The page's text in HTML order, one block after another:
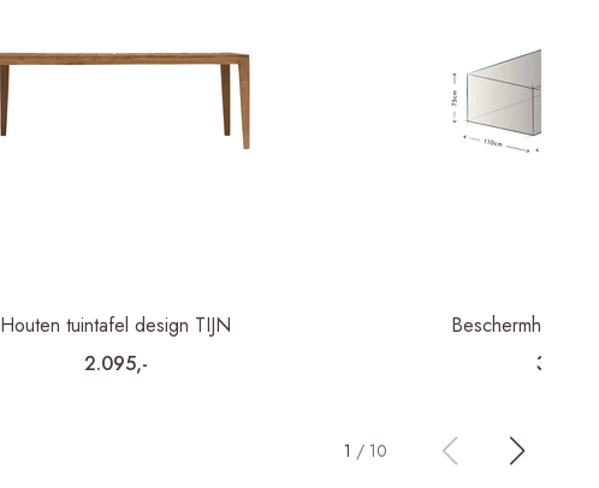
Houten tuintafel design TIJN
2.095,-
Beschermhoes
35,-
1 / 10